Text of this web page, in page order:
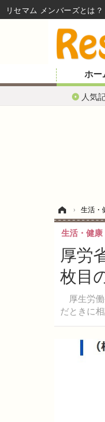
ホー
人気
› 生活・
厚労
枚目
厚生労働
だときに
生活・健康
リセマム メンバーズ